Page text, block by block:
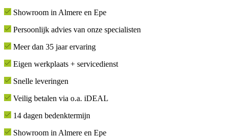
Showroom in Almere en Epe
Persoonlijk advies van onze specialisten
Meer dan 35 jaar ervaring
Eigen werkplaats + servicedienst
Snelle leveringen
Veilig betalen via o.a. iDEAL
14 dagen bedenktermijn
Showroom in Almere en Epe